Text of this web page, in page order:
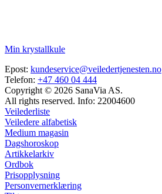
Min krystallkule
Epost: kundeservice@veiledertjenesten.no
Telefon: +47 460 04 444
Copyright © 2026 SanaVia AS.
All rights reserved. Info: 22004600
Veilederliste
Veiledere alfabetisk
Medium magasin
Dagshoroskop
Artikkelarkiv
Ordbok
Prisopplysning
Personvernerklæring